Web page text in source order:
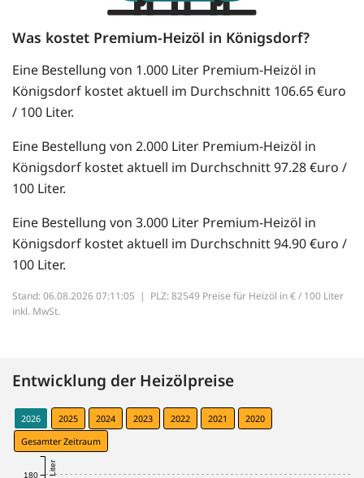
Was kostet Premium-Heizöl in Königsdorf?
Eine Bestellung von 1.000 Liter Premium-Heizöl in
Königsdorf kostet aktuell im Durchschnitt 106.65 €uro
/ 100 Liter.
Eine Bestellung von 2.000 Liter Premium-Heizöl in
Königsdorf kostet aktuell im Durchschnitt 97.28 €uro /
100 Liter.
Eine Bestellung von 3.000 Liter Premium-Heizöl in
Königsdorf kostet aktuell im Durchschnitt 94.90 €uro /
100 Liter.
Stand: 06.08.2026 07:11:05 | PLZ: 82549 Preise für Heizöl in € / 100 Liter
inkl. MwSt.
Entwicklung der Heizölpreise
2026 2025 2024 2023 2022 2021
2020
Gesamter Zeitraum
180